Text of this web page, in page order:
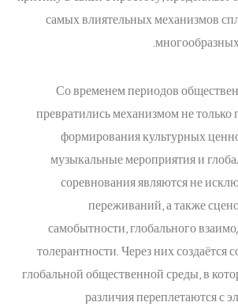
самых влиятельных механизмов
Со временем периодов
превратились механизмом не только
формирования культурных
музыкальные мероприятия и
соревнования являются не
переживаний, а также
самобытности, глобального
толерантности. Через них создаётся
глобальной общественной среды, в
различия переплетаются с